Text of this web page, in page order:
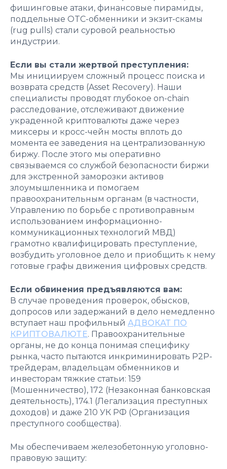
фишинговые атаки, финансовые пирамиды,
поддельные OTC-обменники и экзит-скамы
(rug pulls) стали суровой реальностью
индустрии.
Если вы стали жертвой преступления:
Мы инициируем сложный процесс поиска и
возврата средств (Asset Recovery). Наши
специалисты проводят глубокое on-chain
расследование, отслеживают движение
украденной криптовалюты даже через
миксеры и кросс-чейн мосты вплоть до
момента ее заведения на централизованную
биржу. После этого мы оперативно
связываемся со службой безопасности биржи
для экстренной заморозки активов
злоумышленника и помогаем
правоохранительным органам (в частности,
Управлению по борьбе с противоправным
использованием информационно-
коммуникационных технологий МВД)
грамотно квалифицировать преступление,
возбудить уголовное дело и приобщить к нему
готовые графы движения цифровых средств.
Если обвинения предъявляются вам:
В случае проведения проверок, обысков,
допросов или задержаний в дело немедленно
вступает наш профильный АДВОКАТ ПО
КРИПТОВАЛЮТЕ. Правоохранительные
органы, не до конца понимая специфику
рынка, часто пытаются инкриминировать P2P-
трейдерам, владельцам обменников и
инвесторам тяжкие статьи: 159
(Мошенничество), 172 (Незаконная банковская
деятельность), 174.1 (Легализация преступных
доходов) и даже 210 УК РФ (Организация
преступного сообщества).
Мы обеспечиваем железобетонную уголовно-
правовую защиту: